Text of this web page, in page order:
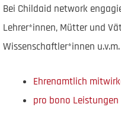
Bei Childaid network
Lehrer*innen, Mütter und
Wissenschaftler*innen
Ehrenamtlich
pro bono Leistungen